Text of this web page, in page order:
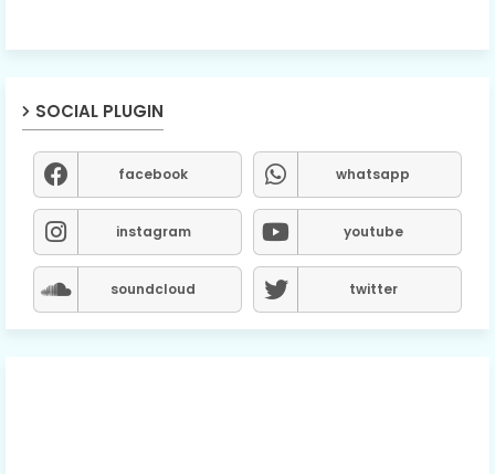
SOCIAL PLUGIN
facebook whatsapp
instagram youtube
soundcloud twitter